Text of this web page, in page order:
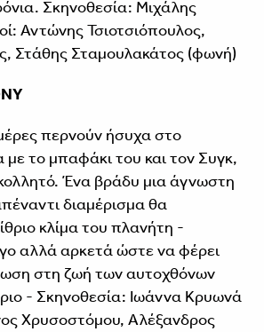
Σκηνοθεσία: Μιχάλης
Αντώνης Τσιοτσιόπουλος,
Στάθης Σταμουλακάτος (φωνή)
περνούν ήσυχα στο
το μπαφάκι του και τον Συγκ,
Ένα βράδυ μια άγνωστη
διαμέρισμα θα
κλίμα του πλανήτη -
αλλά αρκετά ώστε να φέρει
στη ζωή των αυτοχθόνων
- Σκηνοθεσία: Ιωάννα Κρυωνά
Χρυσοστόμου, Αλέξανδρος